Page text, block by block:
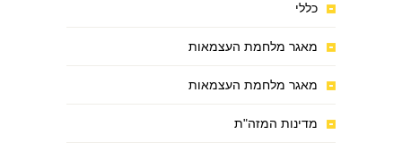
כללי
מאגר מלחמת העצמאות
מאגר מלחמת העצמאות
מדינות המזה"ת